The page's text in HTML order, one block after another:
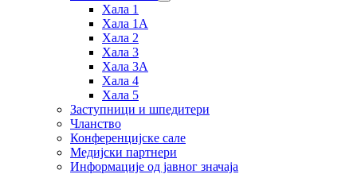
Хала 1
Хала 1А
Хала 2
Хала 3
Хала 3А
Хала 4
Хала 5
Заступници и шпедитери
Чланство
Конференцијске сале
Медијски партнери
Информације од јавног значаја